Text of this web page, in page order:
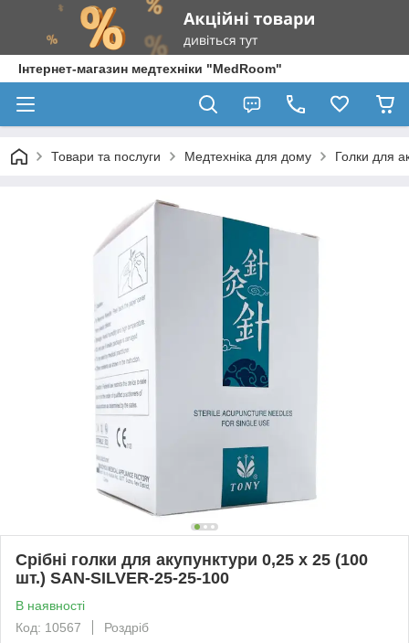
Інтернет-магазин медтехніки "MedRoom"
Товари та послуги Медтехніка для дому Голки для
Срібні голки для акупунктури 0,25 х 25 (100
шт.) SAN-SILVER-25-25-100
В наявності
Код: 10567
Роздріб